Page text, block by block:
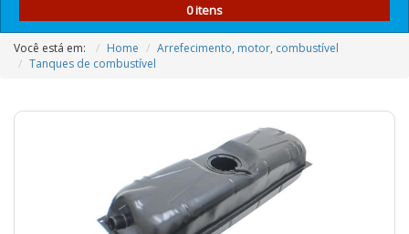
0 itens
Você está em: Home
Arrefecimento, motor, combustível
Tanques de combustível